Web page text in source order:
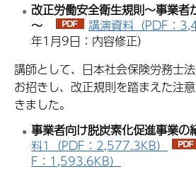
改正労働安全衛生規則～事業者
～
講演資料（PDF：
年1月9日：内容修正）
講師として、日本社会保険労務士
お招きし、改正規則を踏まえた注
きました。
事業者向け脱炭素化促進事業の
料1（PDF：2,577.3KB）
F：1,593.6KB）